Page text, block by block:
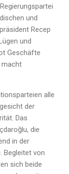
und
Recep
und
Geschäfte
macht
alle
der
Das
die
in der
Begleitet von
sich beide